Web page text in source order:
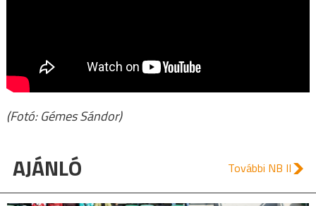
(Fotó: Gémes Sándor)
AJÁNLÓ További NB II